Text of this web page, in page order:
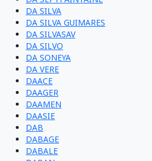
DA SILVA
DA SILVA GUIMARES
DA SILVASAV
DA SILVO
DA SONEYA
DA VERE
DAACE
DAAGER
DAAMEN
DAASIE
DAB
DABAGE
DABALE